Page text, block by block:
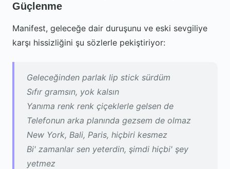
Güçlenme
Manifest, geleceğe dair duruşunu ve eski sevgiliye
karşı hissizliğini şu sözlerle pekiştiriyor:
Geleceğinden parlak lip stick sürdüm
Sıfır gramsın, yok kalsın
Yanıma renk renk çiçeklerle gelsen de
Telefonun arka planında gezsem de olmaz
New York, Bali, Paris, hiçbiri kesmez
Bi' zamanlar sen yeterdin, şimdi hiçbi' şey
yetmez